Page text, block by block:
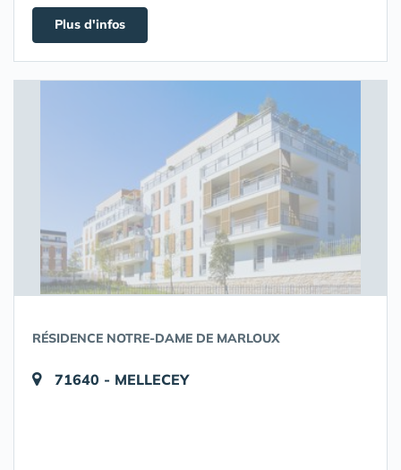
Plus d'infos
RÉSIDENCE NOTRE-DAME DE MARLOUX
71640 - MELLECEY